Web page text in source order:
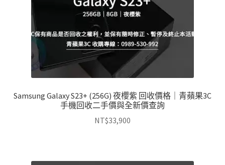
Samsung Galaxy S23+ (256G) 夜櫻紫 回收價格｜青蘋果3C
手機回收二手價與全新價查詢
NT$33,900